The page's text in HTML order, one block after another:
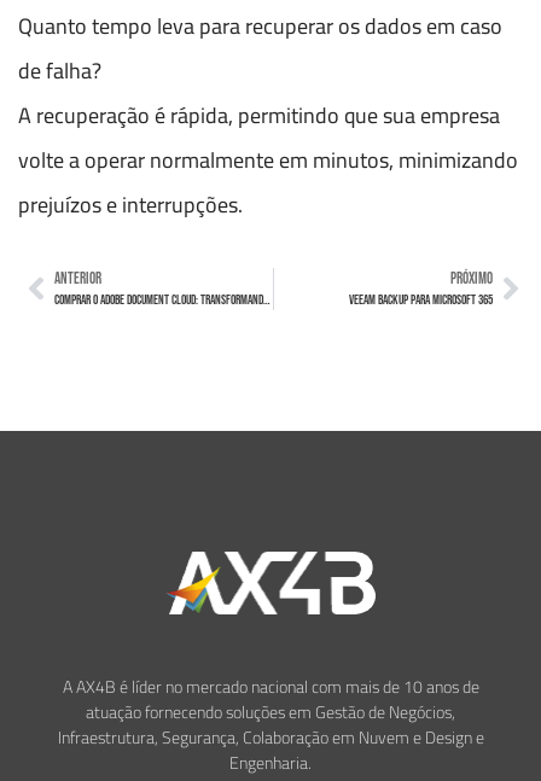
Quanto tempo leva para recuperar os dados em caso
de falha?
A recuperação é rápida, permitindo que sua empresa
volte a operar normalmente em minutos, minimizando
prejuízos e interrupções.
ANTERIOR
Comprar o Adobe Document Cloud: Transformando Processos de Documentos
PRÓXIMO
Veeam Backup para Microsoft 365
A AX4B é líder no mercado nacional com mais de 10 anos de
atuação fornecendo soluções em Gestão de Negócios,
Infraestrutura, Segurança, Colaboração em Nuvem e Design e
Engenharia.